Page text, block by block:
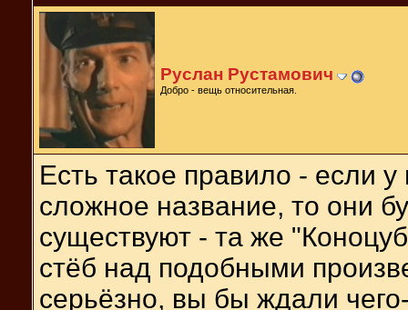
Руслан Рустамович
Добро - вещь относительная.
Есть такое правило - если
сложное название, то они
существуют - та же
стёб над подобными
серьёзно, вы бы ждали